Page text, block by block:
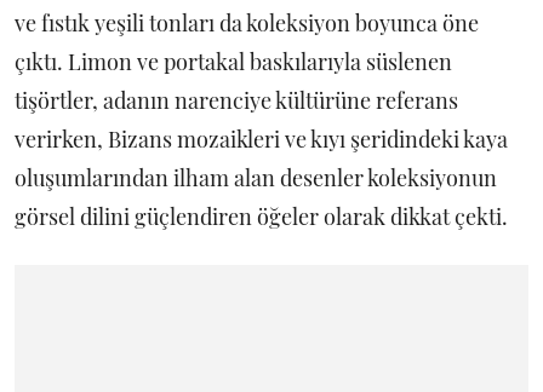
ve fıstık yeşili tonları da koleksiyon boyunca öne
çıktı. Limon ve portakal baskılarıyla süslenen
tişörtler, adanın narenciye kültürüne referans
verirken, Bizans mozaikleri ve kıyı şeridindeki kaya
oluşumlarından ilham alan desenler koleksiyonun
görsel dilini güçlendiren öğeler olarak dikkat çekti.